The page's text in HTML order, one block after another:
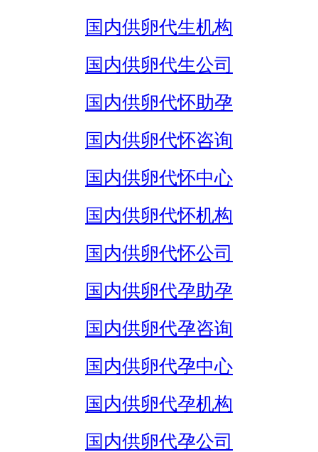
国内供卵代生机构
国内供卵代生公司
国内供卵代怀助孕
国内供卵代怀咨询
国内供卵代怀中心
国内供卵代怀机构
国内供卵代怀公司
国内供卵代孕助孕
国内供卵代孕咨询
国内供卵代孕中心
国内供卵代孕机构
国内供卵代孕公司